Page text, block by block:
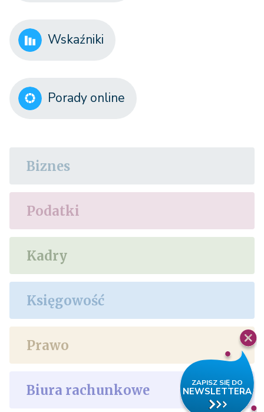
Wskaźniki
Porady online
Biznes
Podatki
Kadry
Księgowość
Prawo
Biura rachunkowe